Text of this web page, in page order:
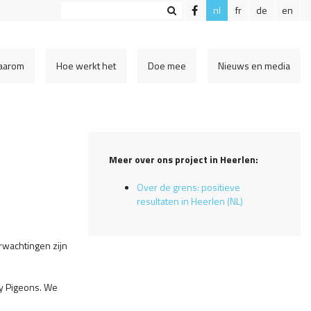
nl fr de en
Hoe werkt het Doe mee Nieuws en media
zijn
We
Meer over ons project in Heerlen:
Over de grens: positieve
resultaten in Heerlen (NL)